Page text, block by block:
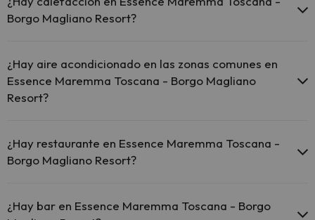
Borgo Magliano Resort?
calefacción en las zonas comunes.
¿Hay aire acondicionado en las zonas comunes en
Essence Maremma Toscana - Borgo Magliano
Resort?
acondicionado en las zonas comunes.
¿Hay restaurante en Essence Maremma Toscana -
Borgo Magliano Resort?
restaurante.
¿Hay bar en Essence Maremma Toscana - Borgo